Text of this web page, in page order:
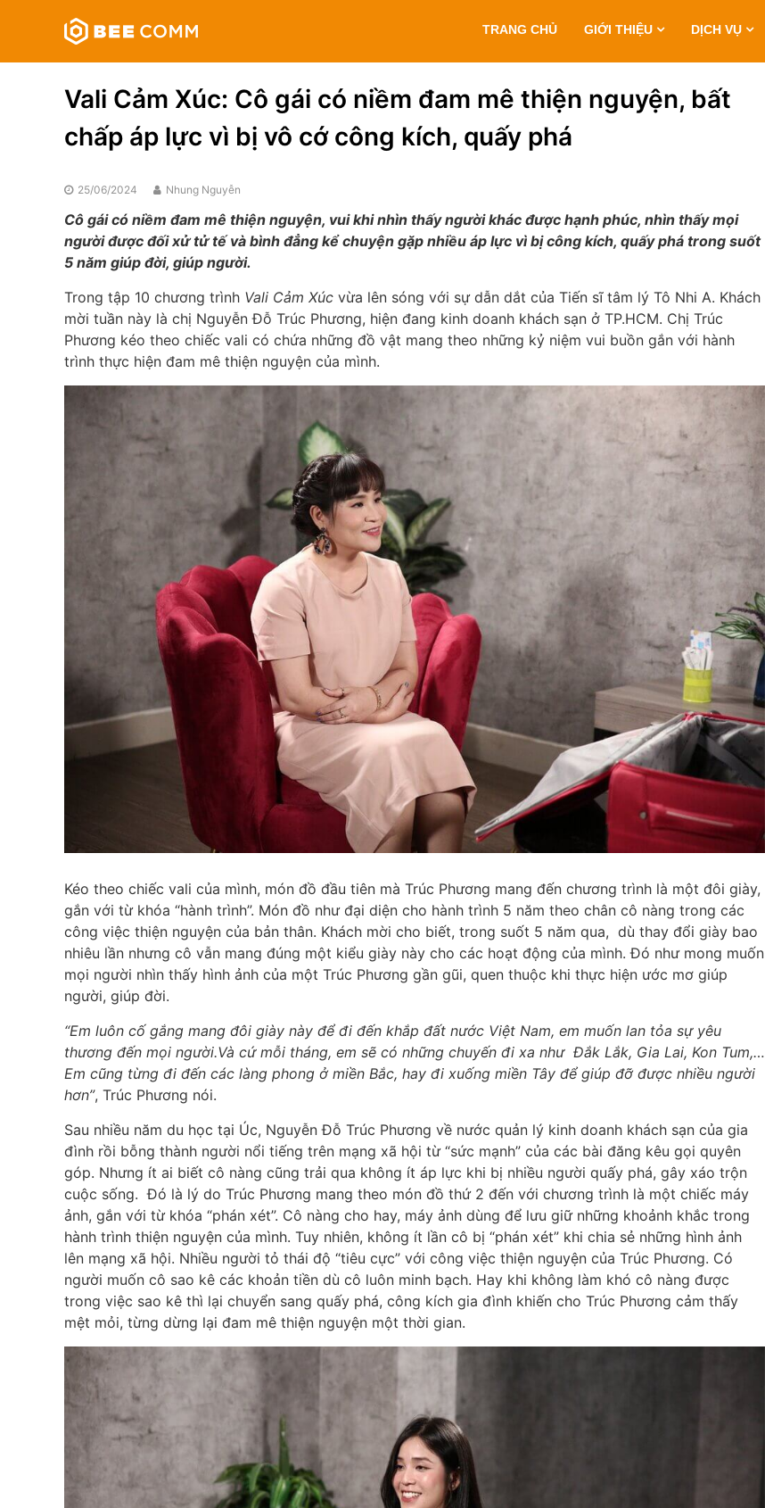
Bee
Comm
Truyền
đa
tiện
TRANG CHỦ GIỚI THIỆU DỊCH VỤ
Vali Cảm Xúc: Cô gái có niềm đam mê thiện nguyện, bất
chấp áp lực vì bị vô cớ công kích, quấy phá
25/06/2024 Nhung Nguyễn
Cô gái có niềm đam mê thiện nguyện, vui khi nhìn thấy người khác được hạnh phúc, nhìn thấy mọi
người được đối xử tử tế và bình đẳng kể chuyện gặp nhiều áp lực vì bị công kích, quấy phá trong suốt
5 năm giúp đời, giúp người.
Trong tập 10 chương trình Vali Cảm Xúc vừa lên sóng với sự dẫn dắt của Tiến sĩ tâm lý Tô Nhi A. Khách
mời tuần này là chị Nguyễn Đỗ Trúc Phương, hiện đang kinh doanh khách sạn ở TP.HCM. Chị Trúc
Phương kéo theo chiếc vali có chứa những đồ vật mang theo những kỷ niệm vui buồn gắn với hành
trình thực hiện đam mê thiện nguyện của mình.
Kéo theo chiếc vali của mình, món đồ đầu tiên mà Trúc Phương mang đến chương trình là một đôi giày,
gắn với từ khóa “hành trình”. Món đồ như đại diện cho hành trình 5 năm theo chân cô nàng trong các
công việc thiện nguyện của bản thân. Khách mời cho biết, trong suốt 5 năm qua, dù thay đổi giày bao
nhiêu lần nhưng cô vẫn mang đúng một kiểu giày này cho các hoạt động của mình. Đó như mong muốn
mọi người nhìn thấy hình ảnh của một Trúc Phương gần gũi, quen thuộc khi thực hiện ước mơ giúp
người, giúp đời.
“Em luôn cố gắng mang đôi giày này để đi đến khắp đất nước Việt Nam, em muốn lan tỏa sự yêu
thương đến mọi người.Và cứ mỗi tháng, em sẽ có những chuyến đi xa như Đắk Lắk, Gia Lai, Kon Tum,…
Em cũng từng đi đến các làng phong ở miền Bắc, hay đi xuống miền Tây để giúp đỡ được nhiều người
hơn”, Trúc Phương nói.
Sau nhiều năm du học tại Úc, Nguyễn Đỗ Trúc Phương về nước quản lý kinh doanh khách sạn của gia
đình rồi bỗng thành người nổi tiếng trên mạng xã hội từ “sức mạnh” của các bài đăng kêu gọi quyên
góp. Nhưng ít ai biết cô nàng cũng trải qua không ít áp lực khi bị nhiều người quấy phá, gây xáo trộn
cuộc sống. Đó là lý do Trúc Phương mang theo món đồ thứ 2 đến với chương trình là một chiếc máy
ảnh, gắn với từ khóa “phán xét”. Cô nàng cho hay, máy ảnh dùng để lưu giữ những khoảnh khắc trong
hành trình thiện nguyện của mình. Tuy nhiên, không ít lần cô bị “phán xét” khi chia sẻ những hình ảnh
lên mạng xã hội. Nhiều người tỏ thái độ “tiêu cực” với công việc thiện nguyện của Trúc Phương. Có
người muốn cô sao kê các khoản tiền dù cô luôn minh bạch. Hay khi không làm khó cô nàng được
trong việc sao kê thì lại chuyển sang quấy phá, công kích gia đình khiến cho Trúc Phương cảm thấy
mệt mỏi, từng dừng lại đam mê thiện nguyện một thời gian.